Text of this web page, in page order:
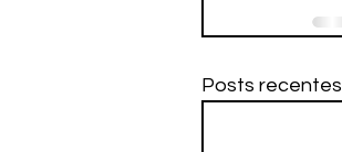
Posts recentes